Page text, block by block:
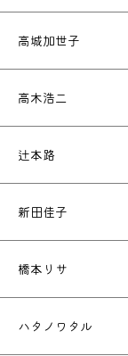
高城加世子
高木浩二
辻本路
新田佳子
橋本リサ
ハタノワタル